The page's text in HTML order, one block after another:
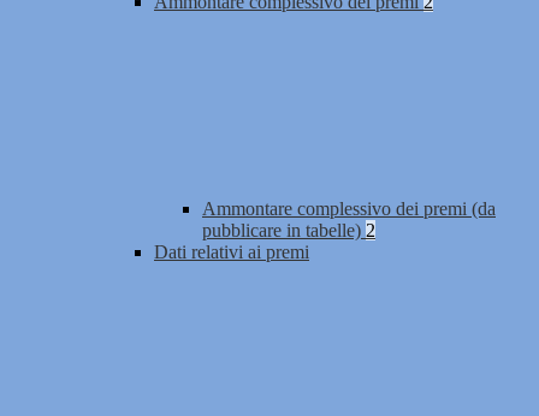
Ammontare complessivo dei premi (da
pubblicare in tabelle) 2
Dati relativi ai premi